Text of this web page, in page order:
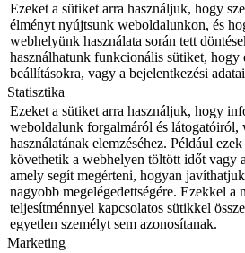
Ezeket a sütiket arra használjuk, hogy
élményt nyújtsunk weboldalunkon, és
webhelyünk használata során tett
használhatunk funkcionális sütiket, hogy
beállításokra, vagy a bejelentkezési
Statisztika
Ezeket a sütiket arra használjuk, hogy
weboldalunk forgalmáról és látogatóiról,
használatának elemzéséhez. Például
követhetik a webhelyen töltött időt vagy
amely segít megérteni, hogyan
nagyobb megelégedettségére. Ezekkel a
teljesítménnyel kapcsolatos sütikkel
egyetlen személyt sem azonosítanak.
Marketing